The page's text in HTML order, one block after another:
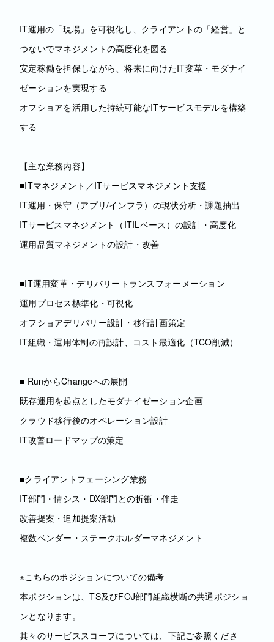
IT運用の「現場」を可視化し、クライアントの「経営」と
つないでマネジメントの高度化を図る
安定稼働を担保しながら、将来に向けたIT変革・モダナイ
ゼーションを実現する
オフショアを活用した持続可能なITサービスモデルを構築
する
【主な業務内容】
■ITマネジメント／ITサービスマネジメント支援
IT運用・保守（アプリ/インフラ）の現状分析・課題抽出
ITサービスマネジメント（ITILベース）の設計・高度化
運用品質マネジメントの設計・改善
■IT運用変革・デリバリートランスフォーメーション
運用プロセス標準化・可視化
オフショアデリバリー設計・移行計画策定
IT組織・運用体制の再設計、コスト最適化（TCO削減）
■ RunからChangeへの展開
既存運用を起点としたモダナイゼーション企画
クラウド移行後のオペレーション設計
IT改善ロードマップの策定
■クライアントフェーシング業務
IT部門・情シス・DX部門との折衝・伴走
改善提案・追加提案活動
複数ベンダー・ステークホルダーマネジメント
※こちらのポジションについての備考
本ポジションは、TS及びFOJ部門組織横断の共通ポジショ
ンとなります。
其々のサービススコープについては、下記ご参照くださ